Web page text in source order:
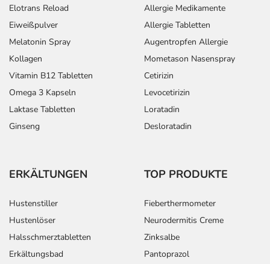
Elotrans Reload
Eiweißpulver
Melatonin Spray
Kollagen
Vitamin B12 Tabletten
Omega 3 Kapseln
Laktase Tabletten
Ginseng
Allergie Medikamente
Allergie Tabletten
Augentropfen Allergie
Mometason Nasenspray
Cetirizin
Levocetirizin
Loratadin
Desloratadin
ERKÄLTUNGEN
Hustenstiller
Hustenlöser
Halsschmerztabletten
Erkältungsbad
TOP PRODUKTE
Fieberthermometer
Neurodermitis Creme
Zinksalbe
Pantoprazol